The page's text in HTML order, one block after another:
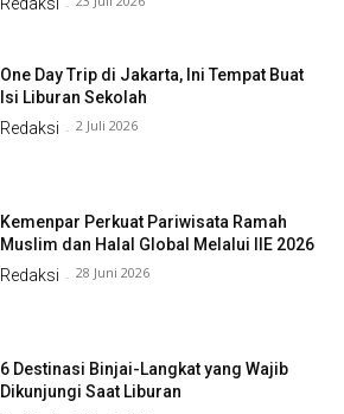
Redaksi -
One Day Trip di Jakarta, Ini Tempat Buat
Isi Liburan Sekolah
Redaksi - 2 Juli 2026
Kemenpar Perkuat Pariwisata Ramah
Muslim dan Halal Global Melalui IIE 2026
Redaksi - 28 Juni 2026
6 Destinasi Binjai-Langkat yang Wajib
Dikunjungi Saat Liburan